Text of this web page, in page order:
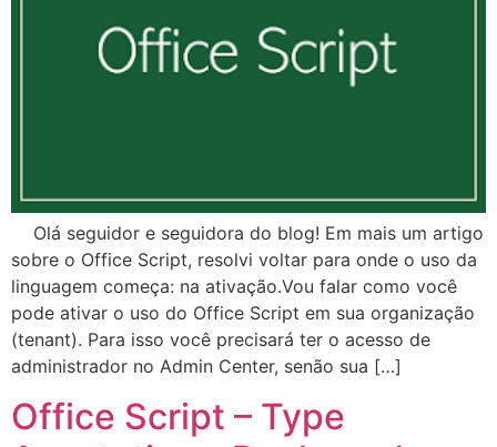
Olá seguidor e seguidora do blog! Em mais um artigo
sobre o Office Script, resolvi voltar para onde o uso da
linguagem começa: na ativação.Vou falar como você
pode ativar o uso do Office Script em sua organização
(tenant). Para isso você precisará ter o acesso de
administrador no Admin Center, senão sua […]
Office Script – Type